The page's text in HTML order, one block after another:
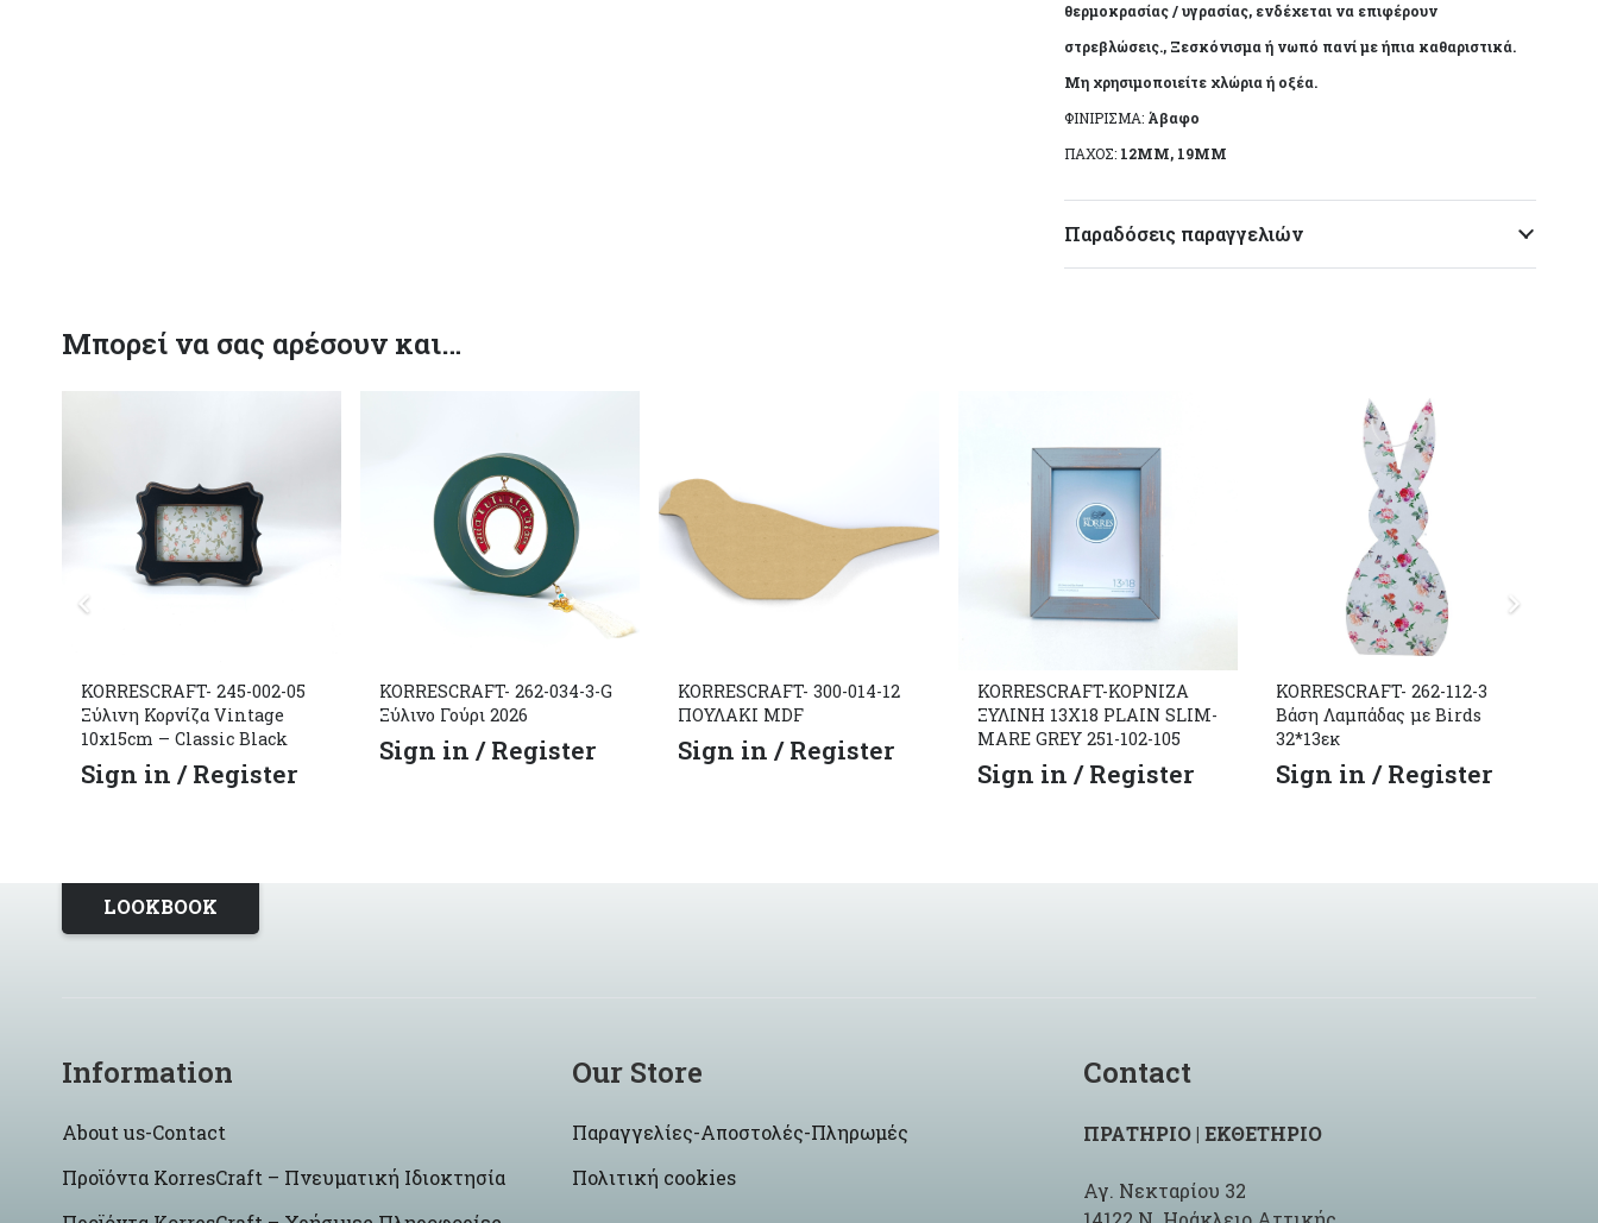
θερμοκρασίας / υγρασίας, ενδέχεται να επιφέρουν
στρεβλώσεις., Ξεσκόνισμα ή νωπό πανί με ήπια καθαριστικά.
Μη χρησιμοποιείτε χλώρια ή οξέα.
ΦΙΝΙΡΙΣΜΑ: Άβαφο
ΠΑΧΟΣ: 12MM, 19MM
Παραδόσεις παραγγελιών
Μπορεί να σας αρέσουν και…
KORRESCRAFT- 245-002-05
Ξύλινη Κορνίζα Vintage
10x15cm – Classic Black
Sign in / Register
KORRESCRAFT- 262-034-3-G
Ξύλινo Γούρι 2026
Sign in / Register
KORRESCRAFT- 300-014-12
ΠΟΥΛΑΚΙ MDF
Sign in / Register
KORRESCRAFT-ΚΟΡΝΙΖΑ
ΞΥΛΙΝΗ 13X18 PLAIN SLIM-
MARE GREY 251-102-105
Sign in / Register
KORRESCRAFT- 262-112-3
Βάση Λαμπάδας με Birds
32*13εκ
Sign in / Register
LOOKBOOK
Information
About us-Contact
Προϊόντα KorresCraft – Πνευματική Ιδιοκτησία
Our Store
Παραγγελίες-Αποστολές-Πληρωμές
Πολιτική cookies
Contact
ΠΡΑΤΗΡΙΟ | ΕΚΘΕΤΗΡΙΟ
Αγ. Νεκταρίου 32